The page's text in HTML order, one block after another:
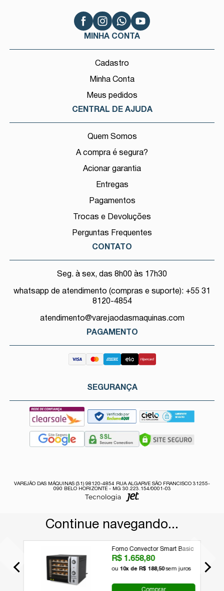
MINHA CONTA
Cadastro
Minha Conta
Meus pedidos
CENTRAL DE AJUDA
Quem Somos
A compra é segura?
Acionar garantia
Entregas
Pagamentos
Trocas e Devoluções
Perguntas Frequentes
CONTATO
Seg. à sex, das 8h00 às 17h30
whatsapp de atendimento (compras e suporte): +55 31
8120-4854
atendimento@varejaodasmaquinas.com
PAGAMENTO
SEGURANÇA
VAREJÃO DAS MÁQUINAS (31) 98120-4854 RUA ALGARVE SÃO FRANCISCO 31255-
090 BELO HORIZONTE - MG 30.223.154/0001-03